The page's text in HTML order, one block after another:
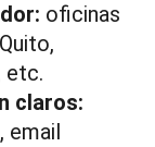
oficinas
etc.
claros: